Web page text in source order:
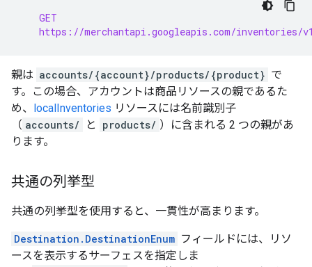
    GET
https://merchantapi.googleapis.com/inventories/
親は accounts/{account}/products/{product} で
す。この場合、アカウントは商品リソースの親であるた
め、 localInventories リソースには名前識別子
（ accounts/ と products/ ）に含まれる 2 つの親があ
ります。
共通の列挙型
共通の列挙型を使用すると、一貫性が高まります。
Destination.DestinationEnum フィールドには、リソ
ースを表示するサーフェスを指定しま